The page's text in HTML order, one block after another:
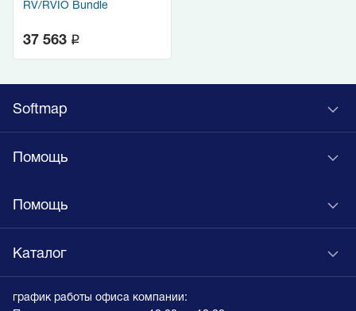
RV/RVIO Bundle
37 563 q
Softmap
Помощь
Помощь
Каталог
график работы офиса компании: